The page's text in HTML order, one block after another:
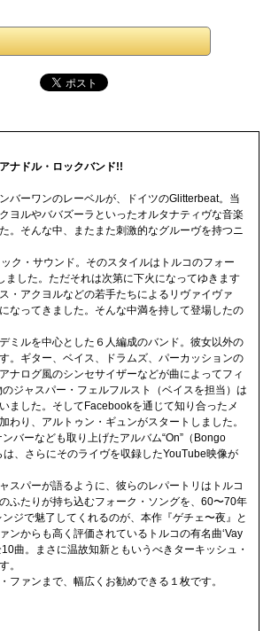
ナドル・ロックバンド!!
バーワンのレーベルが、ドイツのGlitterbeat。当
ヨルやババズーラといったオルタナティヴな音楽
。そんな中、またまた刺激的なグルーヴを持つニ
ク・サウンド。そのスタイルはトルコのフォー
ました。ただそれは次第に下火になってゆきます
・アクヨルなどの若手たちによるリヴァイヴァ
なってきました。そんな中満を持して登場したの
ミルを中心とした６人編成のバンド。彼女以外の
。ギター、ベイス、ドラムズ、パーカッションの
ナログ風のシンセサイザーなどが曲によってフィ
ジャスパー・フェルフルスト（ベイスを担当）は
ました。そしてFacebookを通じて知り合ったメ
り、アルトゥン・ギュンがスタートしました。
バーなども取り上げたアルバム“On”（Bongo
、さらにそのライヴを収録したYouTube映像が
パーが語るように、彼らのレパートリはトルコ
ふたりが持ち込むフォーク・ソングを、60〜70年
ジで魅了してくれるのが、本作『ゲチェ〜夜』と
からも高く評価されているトルコの有名曲‘Vay
曲。まさに温故知新ともいうべきターキッシュ・
。
ァンまで、幅広くお勧めできる１枚です。